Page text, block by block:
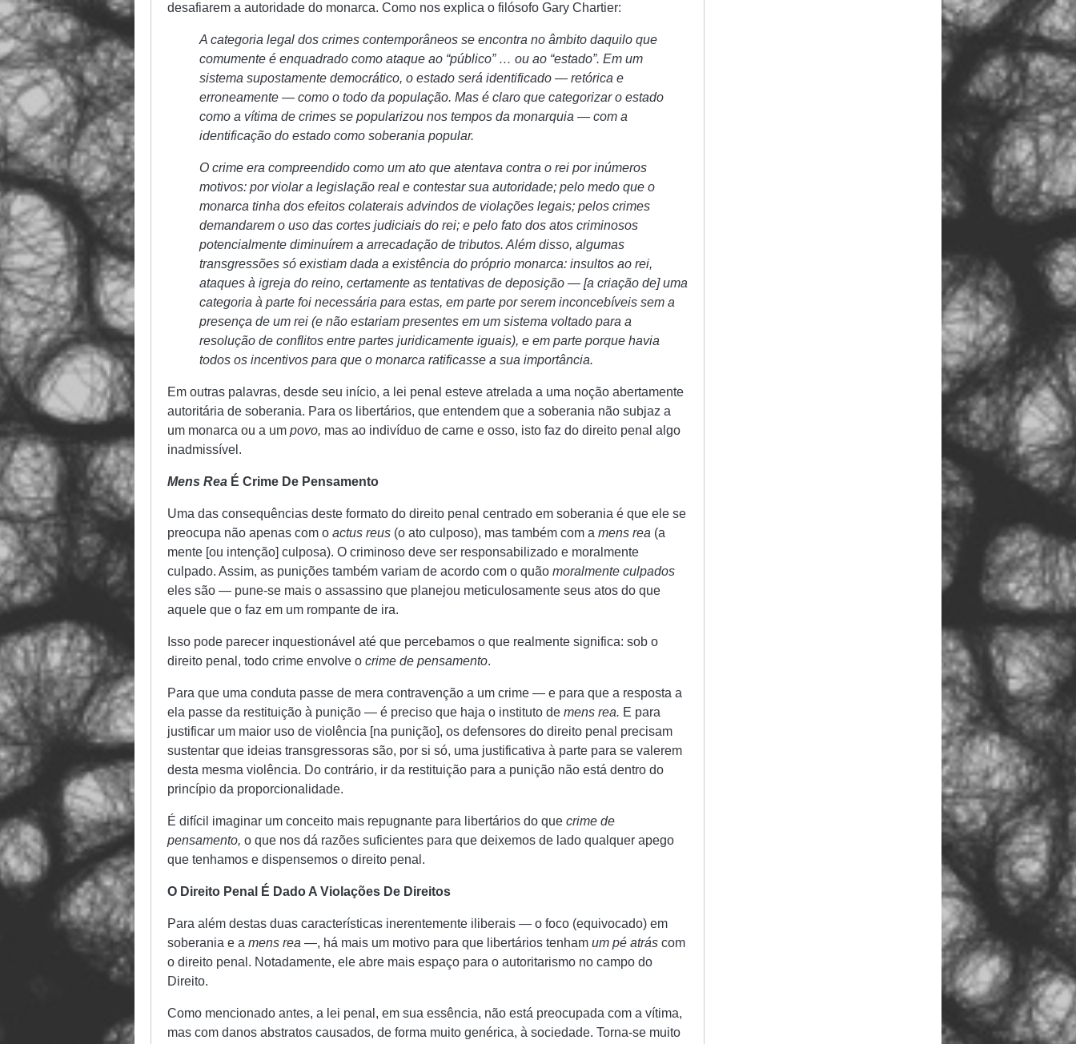
desafiarem a autoridade do monarca. Como nos explica o filósofo Gary Chartier:
A categoria legal dos crimes contemporâneos se encontra no âmbito daquilo que
comumente é enquadrado como ataque ao “público” … ou ao “estado”. Em um
sistema supostamente democrático, o estado será identificado — retórica e
erroneamente — como o todo da população. Mas é claro que categorizar o estado
como a vítima de crimes se popularizou nos tempos da monarquia — com a
identificação do estado como soberania popular.
O crime era compreendido como um ato que atentava contra o rei por inúmeros
motivos: por violar a legislação real e contestar sua autoridade; pelo medo que o
monarca tinha dos efeitos colaterais advindos de violações legais; pelos crimes
demandarem o uso das cortes judiciais do rei; e pelo fato dos atos criminosos
potencialmente diminuírem a arrecadação de tributos. Além disso, algumas
transgressões só existiam dada a existência do próprio monarca: insultos ao rei,
ataques à igreja do reino, certamente as tentativas de deposição — [a criação de] uma
categoria à parte foi necessária para estas, em parte por serem inconcebíveis sem a
presença de um rei (e não estariam presentes em um sistema voltado para a
resolução de conflitos entre partes juridicamente iguais), e em parte porque havia
todos os incentivos para que o monarca ratificasse a sua importância.
Em outras palavras, desde seu início, a lei penal esteve atrelada a uma noção abertamente
autoritária de soberania. Para os libertários, que entendem que a soberania não subjaz a
um monarca ou a um povo, mas ao indivíduo de carne e osso, isto faz do direito penal algo
inadmissível.
Mens Rea É Crime De Pensamento
Uma das consequências deste formato do direito penal centrado em soberania é que ele se
preocupa não apenas com o actus reus (o ato culposo), mas também com a mens rea (a
mente [ou intenção] culposa). O criminoso deve ser responsabilizado e moralmente
culpado. Assim, as punições também variam de acordo com o quão moralmente culpados
eles são — pune-se mais o assassino que planejou meticulosamente seus atos do que
aquele que o faz em um rompante de ira.
Isso pode parecer inquestionável até que percebamos o que realmente significa: sob o
direito penal, todo crime envolve o crime de pensamento.
Para que uma conduta passe de mera contravenção a um crime — e para que a resposta a
ela passe da restituição à punição — é preciso que haja o instituto de mens rea. E para
justificar um maior uso de violência [na punição], os defensores do direito penal precisam
sustentar que ideias transgressoras são, por si só, uma justificativa à parte para se valerem
desta mesma violência. Do contrário, ir da restituição para a punição não está dentro do
princípio da proporcionalidade.
É difícil imaginar um conceito mais repugnante para libertários do que crime de
pensamento, o que nos dá razões suficientes para que deixemos de lado qualquer apego
que tenhamos e dispensemos o direito penal.
O Direito Penal É Dado A Violações De Direitos
Para além destas duas características inerentemente iliberais — o foco (equivocado) em
soberania e a mens rea —, há mais um motivo para que libertários tenham um pé atrás com
o direito penal. Notadamente, ele abre mais espaço para o autoritarismo no campo do
Direito.
Como mencionado antes, a lei penal, em sua essência, não está preocupada com a vítima,
mas com danos abstratos causados, de forma muito genérica, à sociedade. Torna-se muito